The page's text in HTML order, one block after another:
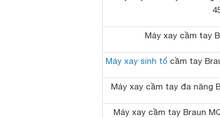
Máy xay cầm tay
Máy xay sinh tố cầm tay
Máy xay cầm tay đa năng
Máy xay cầm tay Braun